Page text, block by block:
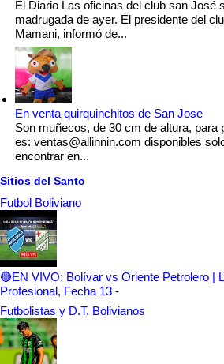
El Diario Las oficinas del club san José
madrugada de ayer. El presidente del
Mamani, informó de...
En venta quirquinchitos de San Jose
Son muñecos, de 30 cm de altura, para
es: ventas@allinnin.com disponibles
encontrar en...
Sitios del Santo
Futbol Boliviano
🔴EN VIVO: Bolívar vs Oriente Petrolero |
Profesional, Fecha 13 -
Futbolistas y D.T. Bolivianos